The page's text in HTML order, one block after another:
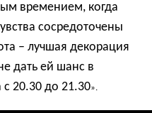
времением, когда
сосредоточены
– лучшая декорация
дать ей шанс в
с 20.30 до 21.30».